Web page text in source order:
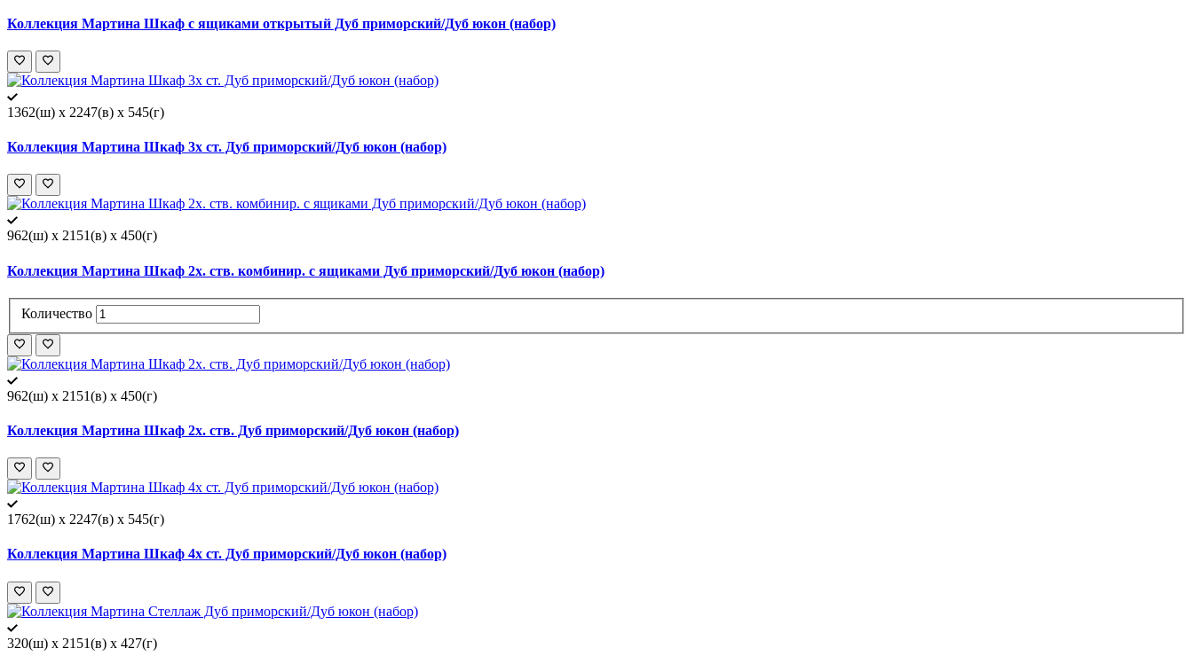
Коллекция Мартина Шкаф с ящиками открытый Дуб приморский/Дуб юкон (набор)
1362(ш) x 2247(в) x 545(г)
Коллекция Мартина Шкаф 3х ст. Дуб приморский/Дуб юкон (набор)
962(ш) x 2151(в) x 450(г)
Коллекция Мартина Шкаф 2х. ств. комбинир. с ящиками Дуб приморский/Дуб юкон (набор)
Количество
962(ш) x 2151(в) x 450(г)
Коллекция Мартина Шкаф 2х. ств. Дуб приморский/Дуб юкон (набор)
1762(ш) x 2247(в) x 545(г)
Коллекция Мартина Шкаф 4х ст. Дуб приморский/Дуб юкон (набор)
320(ш) x 2151(в) x 427(г)